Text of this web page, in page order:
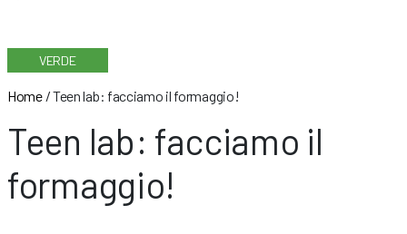
VERDE
Home/Teen lab: facciamo il formaggio!
Teen lab: facciamo il
formaggio!